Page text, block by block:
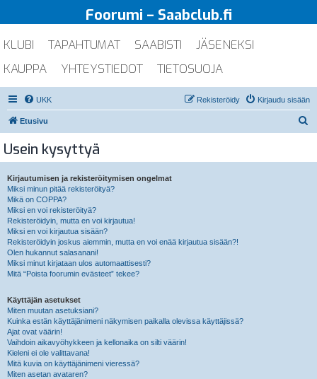
Foorumi – Saabclub.fi
KLUBI TAPAHTUMAT SAABISTI
JÄSENEKSI
KAUPPA
YHTEYSTIEDOT TIETOSUOJA
UKK Kirjaudu sisään
Rekisteröidy
Etusivu
Usein kysyttyä
Kirjautumisen ja rekisteröitymisen ongelmat
Miksi minun pitää rekisteröityä?
Mikä on COPPA?
Miksi en voi rekisteröityä?
Rekisteröidyin, mutta en voi kirjautua!
Miksi en voi kirjautua sisään?
Rekisteröidyin joskus aiemmin, mutta en voi enää kirjautua sisään?!
Olen hukannut salasanani!
Miksi minut kirjataan ulos automaattisesti?
Mitä “Poista foorumin evästeet” tekee?
Käyttäjän asetukset
Miten muutan asetuksiani?
Kuinka estän käyttäjänimeni näkymisen paikalla olevissa käyttäjissä?
Ajat ovat väärin!
Vaihdoin aikavyöhykkeen ja kellonaika on silti väärin!
Kieleni ei ole valittavana!
Mitä kuvia on käyttäjänimeni vieressä?
Miten asetan avataren?